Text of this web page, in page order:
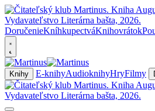
DoručenieKníhkupectváKnihovrátok
Knihy E-knihyAudioknihyHryFilmy